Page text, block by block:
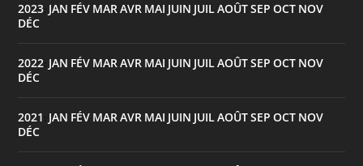
2023 JAN FÉV MARAVR MAI JUIN JUILAOÛTSEP OCT NOV
DÉC
2022 JAN FÉV MARAVR MAI JUIN JUILAOÛTSEP OCT NOV
DÉC
2021 JAN FÉV MARAVR MAI JUIN JUILAOÛTSEP OCT NOV
DÉC